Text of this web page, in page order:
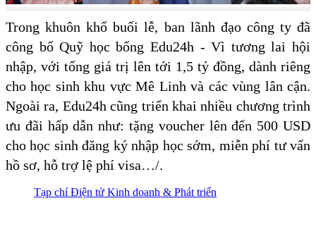
Trong khuôn khổ buổi lễ, ban lãnh đạo công ty đã
công bố Quỹ học bổng Edu24h - Vì tương lai hội
nhập, với tổng giá trị lên tới 1,5 tỷ đồng, dành riêng
cho học sinh khu vực Mê Linh và các vùng lân cận.
Ngoài ra, Edu24h cũng triển khai nhiều chương trình
ưu đãi hấp dẫn như: tặng voucher lên đến 500 USD
cho học sinh đăng ký nhập học sớm, miễn phí tư vấn
hồ sơ, hỗ trợ lệ phí visa…/.
Tạp chí Điện tử Kinh doanh & Phát triển